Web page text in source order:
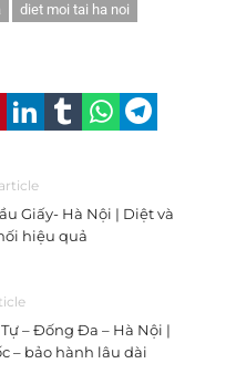
diet moi tai ha noi
Giấy- Hà Nội | Diệt và
hiệu quả
– Đống Đa – Hà Nội |
– bảo hành lâu dài